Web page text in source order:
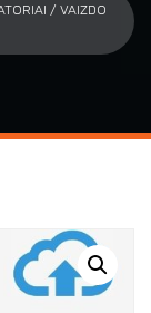
/ VAIZDO